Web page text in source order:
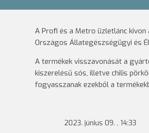
A Profi és a Metro üzletlánc
Országos Állategészségügyi és
A termékek visszavonását a
kiszerelésű sós, illetve chilis
fogyasszanak ezekből a
2023. június 09. , 14:33